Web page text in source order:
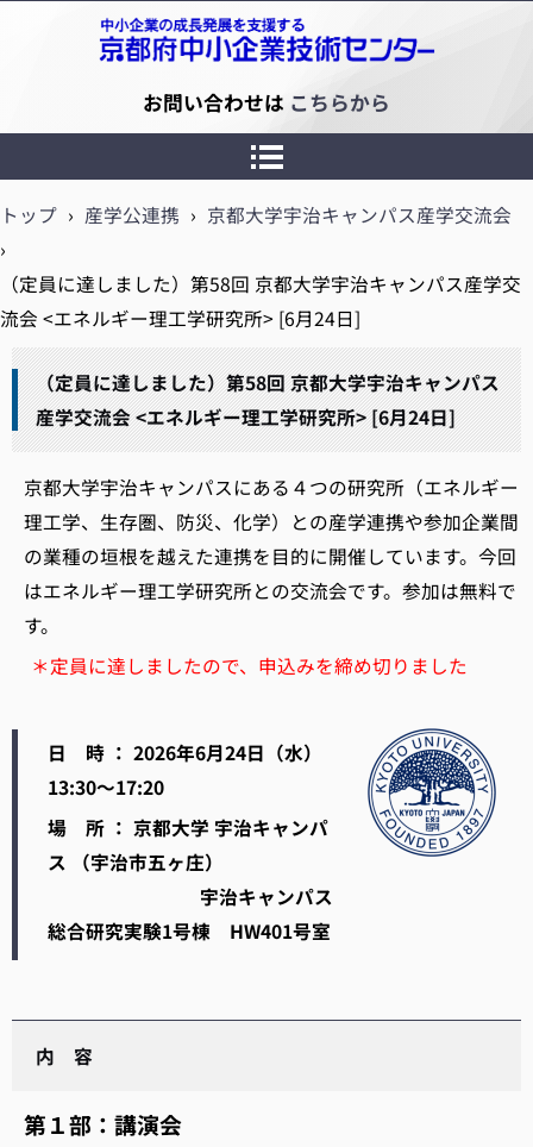
京都府中小企業技術センター
お問い合わせは こちらから
トップ › 産学公連携 › 京都大学宇治キャンパス産学交流会
›
（定員に達しました）第58回 京都大学宇治キャンパス産学交
流会 <エネルギー理工学研究所> [6月24日]
（定員に達しました）第58回 京都大学宇治キャンパス
産学交流会 <エネルギー理工学研究所> [6月24日]
京都大学宇治キャンパスにある４つの研究所（エネルギー
理工学、生存圏、防災、化学）との産学連携や参加企業間
の業種の垣根を越えた連携を目的に開催しています。今回
はエネルギー理工学研究所との交流会です。参加は無料で
す。
＊定員に達しましたので、申込みを締め切りました
日 時 ： 2026年6月24日（水）
13:30～17:20
場 所 ： 京都大学 宇治キャンパ
ス （宇治市五ヶ庄）
宇治キャンパス
総合研究実験1号棟 HW401号室
内 容
第１部：講演会